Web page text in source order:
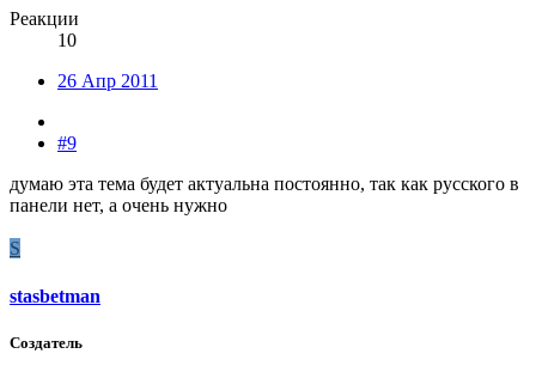
Реакции
10
26 Апр 2011
#9
думаю эта тема будет актуальна постоянно, так как русского в
панели нет, а очень нужно
S
stasbetman
Создатель